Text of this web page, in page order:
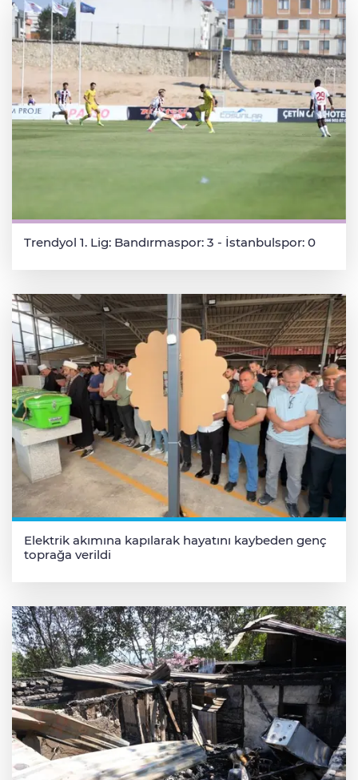
Trendyol 1. Lig: Bandırmaspor: 3 - İstanbulspor: 0
Elektrik akımına kapılarak hayatını kaybeden genç
toprağa verildi